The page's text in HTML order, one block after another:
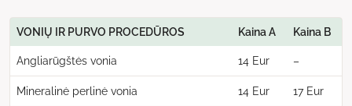
VONIŲ IR PURVO PROCEDŪROS Kaina A Kaina B
Angliarūgštės vonia 14 Eur –
Mineralinė perlinė vonia 14 Eur 17 Eur